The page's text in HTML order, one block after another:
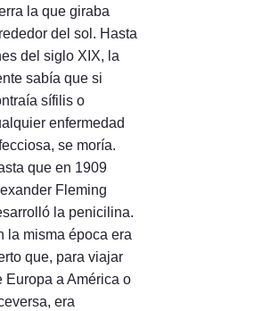
la que giraba
del sol. Hasta
del siglo XIX, la
sabía que si
sífilis o
enfermedad
se moría.
que en 1909
Fleming
la penicilina.
la misma época era
que, para viajar
Europa a América o
era